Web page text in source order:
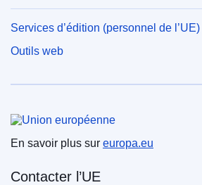
Services d’édition (personnel de l’UE)
Outils web
En savoir plus sur europa.eu
Contacter l’UE